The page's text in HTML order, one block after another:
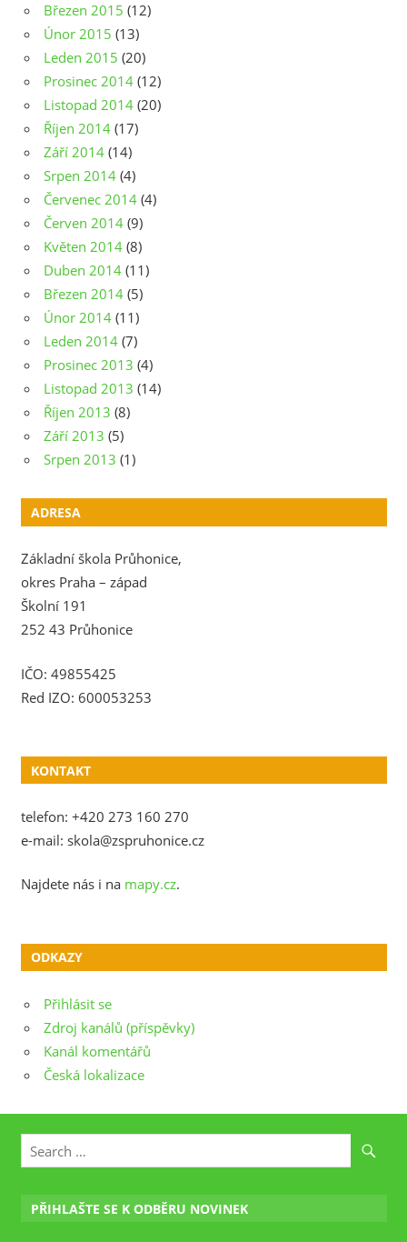
Březen 2015 (12)
Únor 2015 (13)
Leden 2015 (20)
Prosinec 2014 (12)
Listopad 2014 (20)
Říjen 2014 (17)
Září 2014 (14)
Srpen 2014 (4)
Červenec 2014 (4)
Červen 2014 (9)
Květen 2014 (8)
Duben 2014 (11)
Březen 2014 (5)
Únor 2014 (11)
Leden 2014 (7)
Prosinec 2013 (4)
Listopad 2013 (14)
Říjen 2013 (8)
Září 2013 (5)
Srpen 2013 (1)
ADRESA
Základní škola Průhonice,
okres Praha – západ
Školní 191
252 43 Průhonice
IČO: 49855425
Red IZO: 600053253
KONTAKT
telefon: +420 273 160 270
e-mail: skola@zspruhonice.cz
Najdete nás i na mapy.cz.
ODKAZY
Přihlásit se
Zdroj kanálů (příspěvky)
Kanál komentářů
Česká lokalizace
PŘIHLAŠTE SE K ODBĚRU NOVINEK